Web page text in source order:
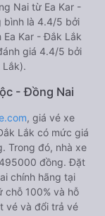
Nai từ Ea Kar -
bình là 4.4/5 bởi
Ea Kar - Đắk Lắk
giá 4.4/5 bởi
Lắk).
- Đồng Nai
, giá vé xe
Lắk có mức giá
Trong đó, nhà xe
đồng. Đặt
chính hãng tại
chỗ 100% và hỗ
vé và đổi trả vé